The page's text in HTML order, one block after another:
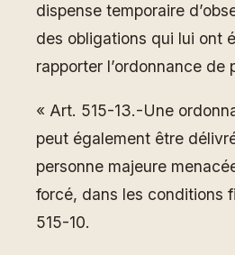
dispense temporaire
des obligations qui lui ont
rapporter l’ordonnance de
« Art. 515-13.-Une
peut également être
personne majeure
forcé, dans les conditions
515-10.